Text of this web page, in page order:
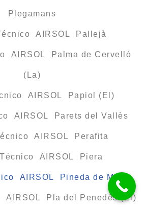
Plegamans
AIRSOL Pallejà
AIRSOL Palma de Cervelló
(La)
AIRSOL Papiol (El)
AIRSOL Parets del Vallès
AIRSOL Perafita
AIRSOL Piera
AIRSOL Pineda de Mar
AIRSOL Pla del Penedès (El)